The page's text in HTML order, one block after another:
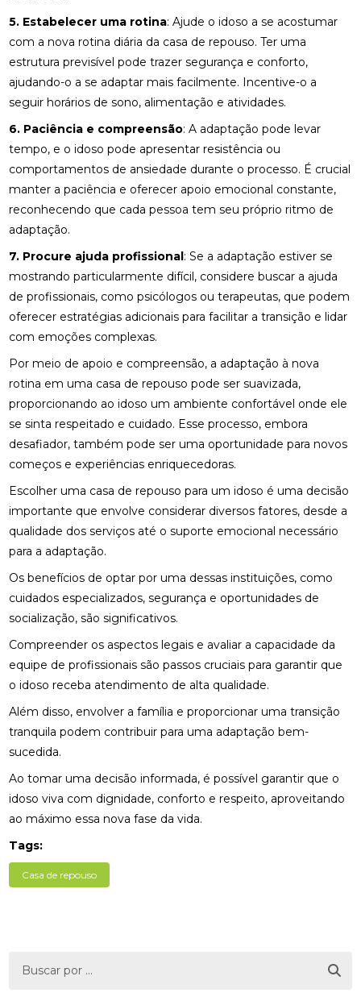
5. Estabelecer uma rotina: Ajude o idoso a se acostumar
com a nova rotina diária da casa de repouso. Ter uma
estrutura previsível pode trazer segurança e conforto,
ajudando-o a se adaptar mais facilmente. Incentive-o a
seguir horários de sono, alimentação e atividades.
6. Paciência e compreensão: A adaptação pode levar
tempo, e o idoso pode apresentar resistência ou
comportamentos de ansiedade durante o processo. É crucial
manter a paciência e oferecer apoio emocional constante,
reconhecendo que cada pessoa tem seu próprio ritmo de
adaptação.
7. Procure ajuda profissional: Se a adaptação estiver se
mostrando particularmente difícil, considere buscar a ajuda
de profissionais, como psicólogos ou terapeutas, que podem
oferecer estratégias adicionais para facilitar a transição e lidar
com emoções complexas.
Por meio de apoio e compreensão, a adaptação à nova
rotina em uma casa de repouso pode ser suavizada,
proporcionando ao idoso um ambiente confortável onde ele
se sinta respeitado e cuidado. Esse processo, embora
desafiador, também pode ser uma oportunidade para novos
começos e experiências enriquecedoras.
Escolher uma casa de repouso para um idoso é uma decisão
importante que envolve considerar diversos fatores, desde a
qualidade dos serviços até o suporte emocional necessário
para a adaptação.
Os benefícios de optar por uma dessas instituições, como
cuidados especializados, segurança e oportunidades de
socialização, são significativos.
Compreender os aspectos legais e avaliar a capacidade da
equipe de profissionais são passos cruciais para garantir que
o idoso receba atendimento de alta qualidade.
Além disso, envolver a família e proporcionar uma transição
tranquila podem contribuir para uma adaptação bem-
sucedida.
Ao tomar uma decisão informada, é possível garantir que o
idoso viva com dignidade, conforto e respeito, aproveitando
ao máximo essa nova fase da vida.
Tags:
Casa de repouso